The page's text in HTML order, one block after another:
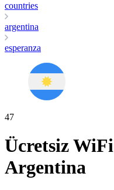
countries
argentina
esperanza
47
Ücretsiz WiFi
Argentina